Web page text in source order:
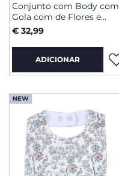
Conjunto com Body com
Gola com de Flores e
Jardineiras Verdes
€ 32,99
ADICIONAR
NEW